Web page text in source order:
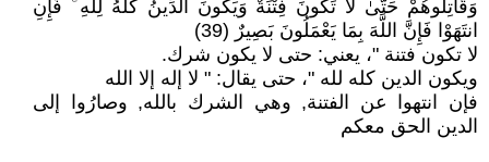
وَقَاتِلُوهُمْ حَتَّىٰ لَا تَكُونَ فِتْنَةٌ وَيَكُونَ الدِّينُ كُلُّهُ لِلَّهِ ۚ فَإِنِ
انتَهَوْا فَإِنَّ اللَّهَ بِمَا يَعْمَلُونَ بَصِيرٌ (39)
لا تكون فتنة "، يعني: حتى لا يكون شرك.
ويكون الدين كله لله "، حتى يقال: " لا إله إلا الله
فإن انتهوا عن الفتنة, وهي الشرك بالله, وصارُوا إلى
الدين الحق معكم